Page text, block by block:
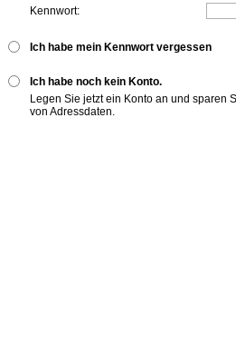
Kennwort:
Ich habe mein Kennwort vergessen
Ich habe noch kein Konto.
Legen Sie jetzt ein Konto an und sparen
von Adressdaten.